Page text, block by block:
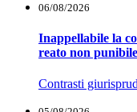
06/08/2026
Inappellabile la
reato non
Contrasti